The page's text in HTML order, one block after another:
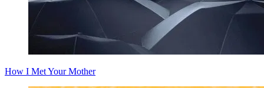
How I Met Your Mother